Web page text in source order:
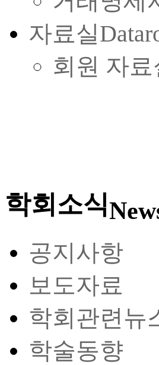
자료실
회원 자료
학회소식
공지사항
보도자료
학회관련뉴
학술동향